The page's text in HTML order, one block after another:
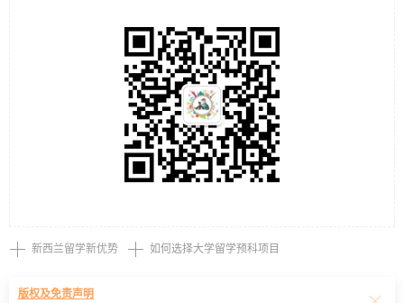
新西兰留学新优势 如何选择大学留学预科项目
版权及免责声明